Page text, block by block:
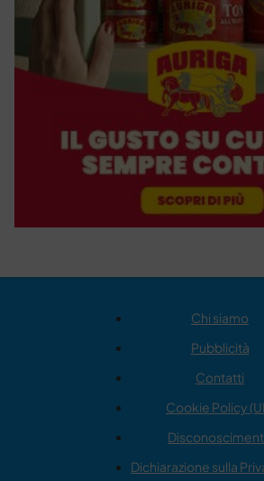
Chi siamo
Pubblicità
Contatti
Cookie Policy
Dichiarazione sulla